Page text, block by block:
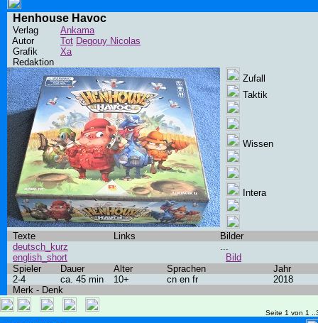
Henhouse Havoc
Verlag
Ankama
Autor
Tot Degouy Nicolas
Grafik
Xa
Redaktion
Zufall
Taktik
Wissen
Intera
Texte Links
Bilder
deutsch_kurz
english_short
...
Bild
Spieler
Dauer Alter Sprachen
Jahr
2-4
ca. 45 min 10+ cn en fr
2018
Merk - Denk
Seite 1 von 1